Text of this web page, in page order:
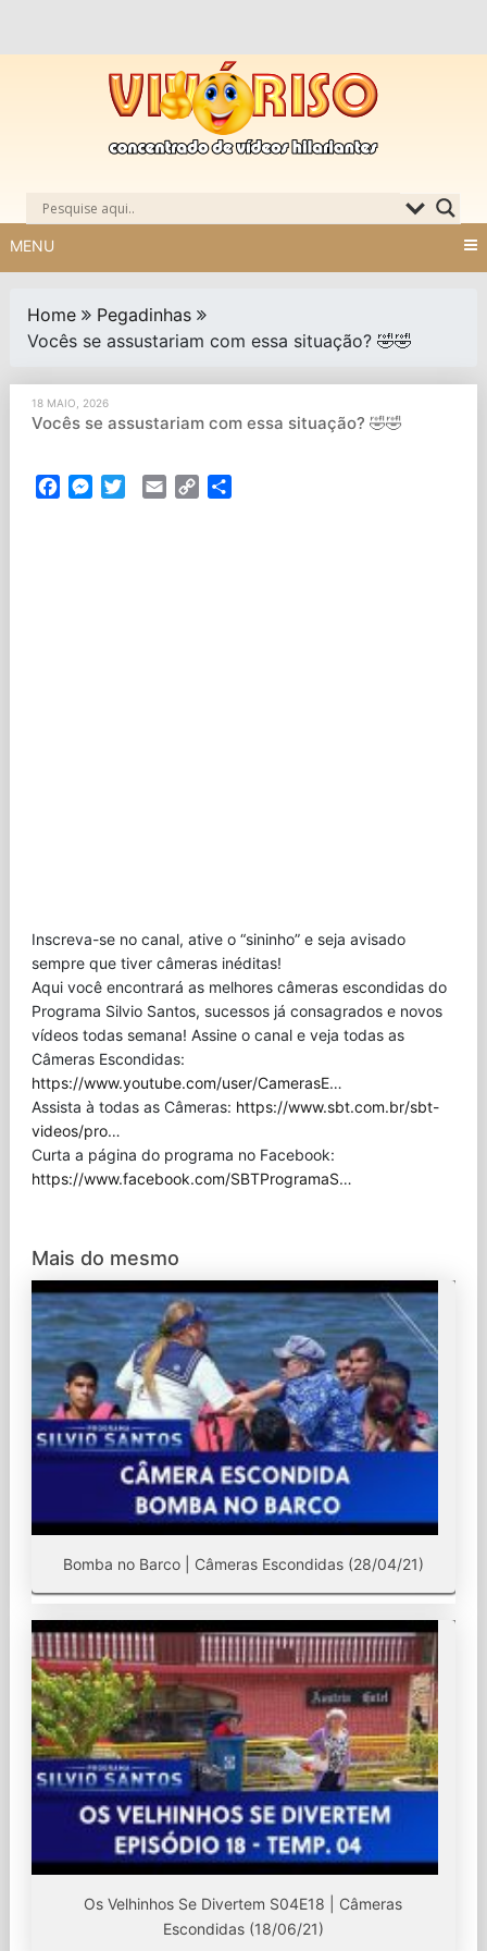
MENU
Home
Pegadinhas
Vocês se assustariam com essa situação? 🤣🤣
18 MAIO, 2026
Vocês se assustariam com essa situação? 🤣🤣
FacebookMessenger
TwitterEmail Copy
Inscreva-se no canal, ative o “sininho” e seja avisado
sempre que tiver câmeras inéditas!
Aqui você encontrará as melhores câmeras escondidas do
Programa Silvio Santos, sucessos já consagrados e novos
vídeos todas semana! Assine o canal e veja todas as
Câmeras Escondidas:
https://www.youtube.com/user/CamerasE…
Assista à todas as Câmeras: https://www.sbt.com.br/sbt-
videos/pro…
Curta a página do programa no Facebook:
https://www.facebook.com/SBTProgramaS…
Mais do mesmo
Bomba no Barco | Câmeras Escondidas (28/04/21)
Os Velhinhos Se Divertem S04E18 | Câmeras
Escondidas (18/06/21)